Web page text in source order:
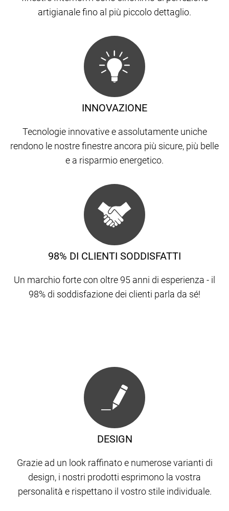
artigianale fino al più piccolo dettaglio.
98% DI CLIENTI SODDISFATTI
Un marchio forte con oltre 95 anni di esperienza - il
98% di soddisfazione dei clienti parla da sé!
INNOVAZIONE
Tecnologie innovative e assolutamente uniche
rendono le nostre finestre ancora più sicure, più belle
e a risparmio energetico.
DESIGN
Grazie ad un look raffinato e numerose varianti di
design, i nostri prodotti esprimono la vostra
personalità e rispettano il vostro stile individuale.